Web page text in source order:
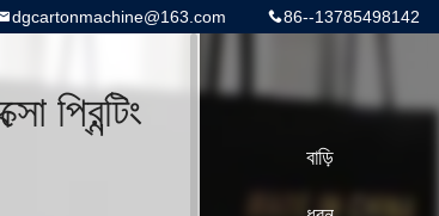
86--13785498142
dgcartonmachine@163.com
প্রিন্টিং
বাড়ি